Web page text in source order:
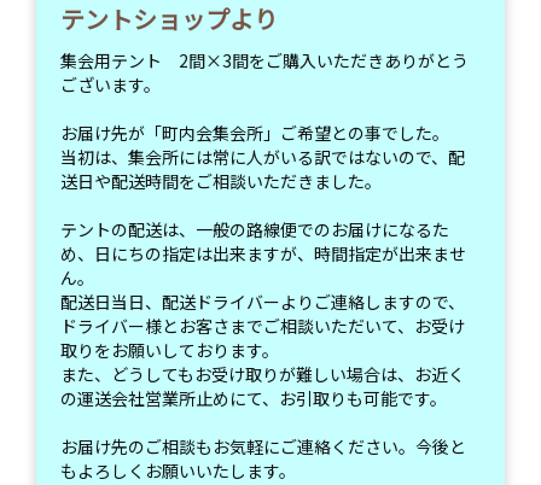
テントショップより
集会用テント 2間×3間をご購入いただきありがとう
ございます。
お届け先が「町内会集会所」ご希望との事でした。
当初は、集会所には常に人がいる訳ではないので、配
送日や配送時間をご相談いただきました。
テントの配送は、一般の路線便でのお届けになるた
め、日にちの指定は出来ますが、時間指定が出来ませ
ん。
配送日当日、配送ドライバーよりご連絡しますので、
ドライバー様とお客さまでご相談いただいて、お受け
取りをお願いしております。
また、どうしてもお受け取りが難しい場合は、お近く
の運送会社営業所止めにて、お引取りも可能です。
お届け先のご相談もお気軽にご連絡ください。今後と
もよろしくお願いいたします。